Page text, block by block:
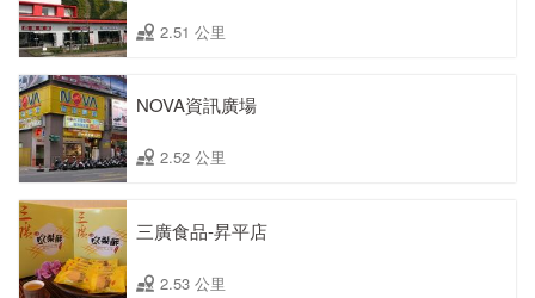
2.51 公里
NOVA資訊廣場
2.52 公里
三廣食品-昇平店
2.53 公里